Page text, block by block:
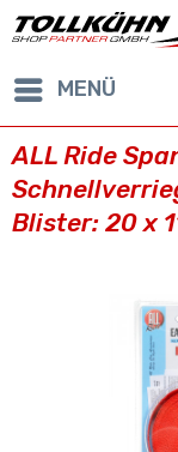
MENÜ
ALL Ride
Blister: 20 x